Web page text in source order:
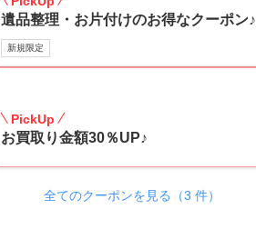
遺品整理・お片付けのお得なクーポン♪
新規限定
PickUp
お買取り金額30％UP♪
全てのクーポンを見る（3 件）